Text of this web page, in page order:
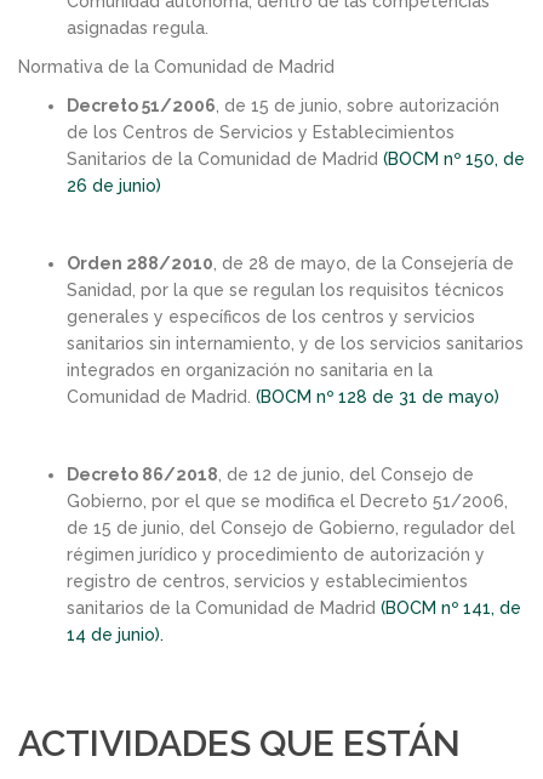
asignadas regula.
Normativa de la Comunidad de Madrid
Decreto 51/2006 , de 15 de junio, sobre autorización
de los Centros de Servicios y Establecimientos
Sanitarios de la Comunidad de Madrid (BOCM nº 150, de
26 de junio)
Orden 288/2010 , de 28 de mayo, de la Consejería de
Sanidad, por la que se regulan los requisitos técnicos
generales y específicos de los centros y servicios
sanitarios sin internamiento, y de los servicios sanitarios
integrados en organización no sanitaria en la
Comunidad de Madrid. (BOCM nº 128 de 31 de mayo)
Decreto 86/2018 , de 12 de junio, del Consejo de
Gobierno, por el que se modifica el Decreto 51/2006,
de 15 de junio, del Consejo de Gobierno, regulador del
régimen jurídico y procedimiento de autorización y
registro de centros, servicios y establecimientos
sanitarios de la Comunidad de Madrid (BOCM nº 141, de
14 de junio).
ACTIVIDADES QUE ESTÁN